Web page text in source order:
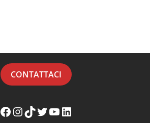
CONTATTACI
Facebook WikiMafia
Instagram WikiMafia
TikTok WikiMafia
Twitter WikiMafia
YouTube WikiMafia
LinkedIn WikiMafia